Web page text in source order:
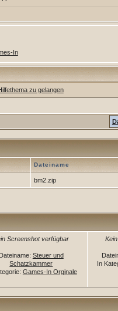
In
zu gelangen
Dateiname
bm2.zip
Screenshot verfügbar
Dateiname: Steuer und
Schatzkammer
Games-In Orginale
In